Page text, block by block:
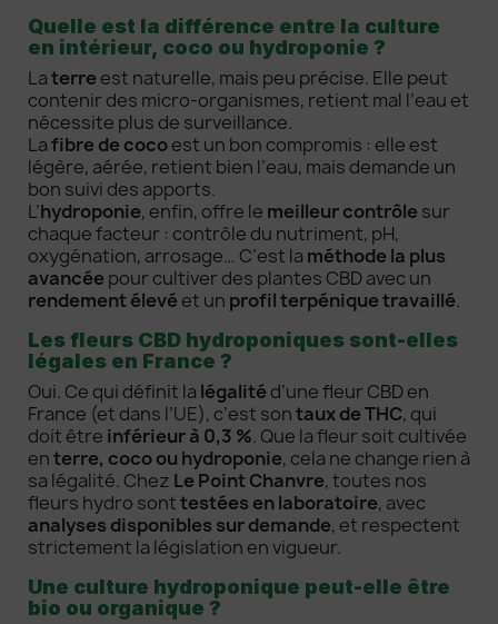
Quelle est la différence entre la culture
en intérieur, coco ou hydroponie ?
Laterre est naturelle, mais peu précise. Elle peut
contenir des micro-organismes, retient mal l’eau et
nécessite plus de surveillance.
Lafibre de cocoest un bon compromis : elle est
légère, aérée, retient bien l’eau, mais demande un
bon suivi des apports.
L’hydroponie, enfin, offre le meilleur contrôle sur
chaque facteur : contrôle du nutriment, pH,
oxygénation, arrosage… C’est la méthode la plus
avancée pour cultiver des plantes CBD avec un
rendement élevé et un profil terpénique travaillé.
Les fleurs CBD hydroponiques sont-elles
légales en France ?
Oui. Ce qui définit la légalité d’une fleur CBD en
France (et dans l’UE), c’est sontaux de THC, qui
doit être inférieur à 0,3 %. Que la fleur soit cultivée
enterre, coco ou hydroponie, cela ne change rien à
sa légalité. Chez Le Point Chanvre, toutes nos
fleurs hydro sonttestées en laboratoire, avec
analyses disponibles sur demande, et respectent
strictement la législation en vigueur.
Une culture hydroponique peut-elle être
bio ou organique ?